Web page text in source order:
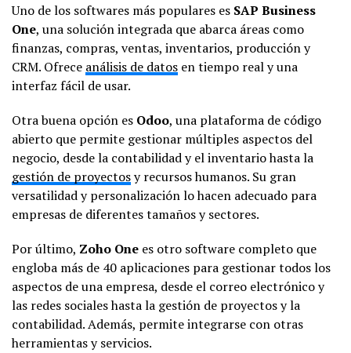
Uno de los softwares más populares es SAP Business
One, una solución integrada que abarca áreas como
finanzas, compras, ventas, inventarios, producción y
CRM. Ofrece análisis de datos en tiempo real y una
interfaz fácil de usar.
Otra buena opción es Odoo, una plataforma de código
abierto que permite gestionar múltiples aspectos del
negocio, desde la contabilidad y el inventario hasta la
gestión de proyectosy recursos humanos. Su gran
versatilidad y personalización lo hacen adecuado para
empresas de diferentes tamaños y sectores.
Por último, Zoho One es otro software completo que
engloba más de 40 aplicaciones para gestionar todos los
aspectos de una empresa, desde el correo electrónico y
las redes sociales hasta la gestión de proyectos y la
contabilidad. Además, permite integrarse con otras
herramientas y servicios.